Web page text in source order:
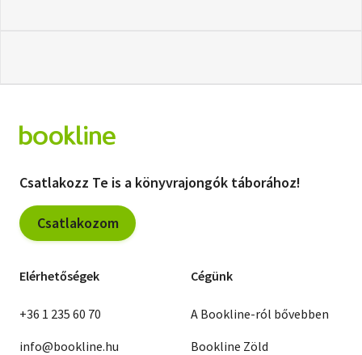
Csatlakozz Te is a könyvrajongók táborához!
Csatlakozom
Elérhetőségek
+36 1 235 60 70
info@bookline.hu
Cégünk
A Bookline-ról bővebben
Bookline Zöld